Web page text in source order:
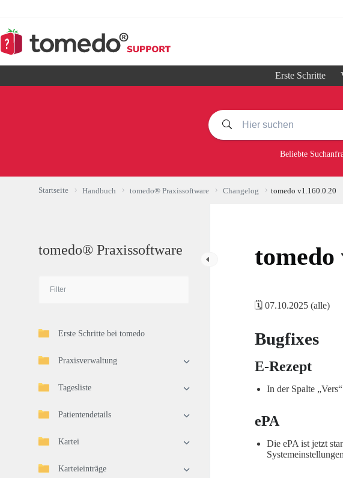
springen
Erste Schritte
Beliebte
Startseite Handbuch tomedo® Praxissoftware Changelog tomedo v1.160.0.20
tomedo® Praxissoftware
Erste Schritte bei tomedo
Praxisverwaltung
Tagesliste
Patientendetails
Kartei
Karteieinträge
tomedo
🗓️ 07.10.2025 (alle)
Bugfixes
E-Rezept
In der Spalte
ePA
Die ePA ist jetzt